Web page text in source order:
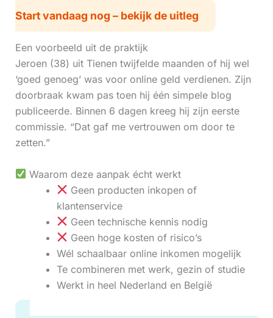
Start vandaag nog – bekijk de uitleg
Een voorbeeld uit de praktijk
Jeroen (38) uit Tienen twijfelde maanden of hij wel
‘goed genoeg’ was voor online geld verdienen. Zijn
doorbraak kwam pas toen hij één simpele blog
publiceerde. Binnen 6 dagen kreeg hij zijn eerste
commissie. “Dat gaf me vertrouwen om door te
zetten.”
Waarom deze aanpak écht werkt
Geen producten inkopen of
klantenservice
Geen technische kennis nodig
Geen hoge kosten of risico’s
Wél schaalbaar online inkomen mogelijk
Te combineren met werk, gezin of studie
Werkt in heel Nederland en België